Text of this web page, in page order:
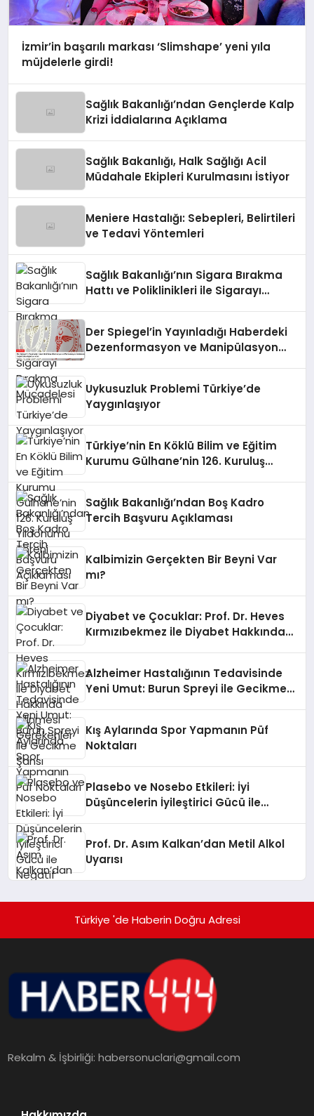
İzmir’in başarılı markası ‘Slimshape’ yeni yıla
müjdelerle girdi!
Sağlık Bakanlığı’ndan Gençlerde Kalp
Krizi İddialarına Açıklama
Sağlık Bakanlığı, Halk Sağlığı Acil
Müdahale Ekipleri Kurulmasını İstiyor
Meniere Hastalığı: Sebepleri, Belirtileri
ve Tedavi Yöntemleri
Sağlık Bakanlığı’nın Sigara Bırakma
Hattı ve Poliklinikleri ile Sigarayı
Der Spiegel’in Yayınladığı Haberdeki
Dezenformasyon ve Manipülasyon
Uykusuzluk Problemi Türkiye’de
Yaygınlaşıyor
Türkiye’nin En Köklü Bilim ve Eğitim
Kurumu Gülhane’nin 126. Kuruluş
Sağlık Bakanlığı’ndan Boş Kadro
Tercih Başvuru Açıklaması
Kalbimizin Gerçekten Bir Beyni Var
mı?
Diyabet ve Çocuklar: Prof. Dr. Heves
Kırmızıbekmez ile Diyabet Hakkında
Alzheimer Hastalığının Tedavisinde
Yeni Umut: Burun Spreyi ile Gecikme
Kış Aylarında Spor Yapmanın Püf
Noktaları
Plasebo ve Nosebo Etkileri: İyi
Düşüncelerin İyileştirici Gücü ile
Prof. Dr. Asım Kalkan’dan Metil Alkol
Uyarısı
Türkiye 'de Haberin Doğru Adresi
Rekalm & İşbirliği:habersonuclari@gmail.com